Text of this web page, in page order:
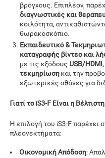
βρόγχους. Επιπλέον,
διαγνωστικές και
κοιλότητα,
θωρακοσκόπιο.
Εκπαιδευτικό &
καταγραφής βίντεο και
με τις εξόδους USB/HDMI
τεκμηρίωση και την
εξωτερικές οθόνες για
Γιατί το iS3-F Είναι η
Η επιλογή του iS3-F παρέχει
πλεονεκτήματα:
Οικονομική Απόδοση: